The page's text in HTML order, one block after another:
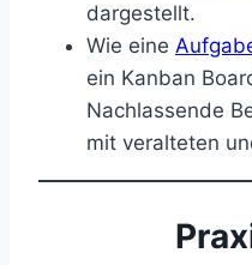
dargestellt.
Wie eine
ein Kanban
Nachlassende
mit veralteten